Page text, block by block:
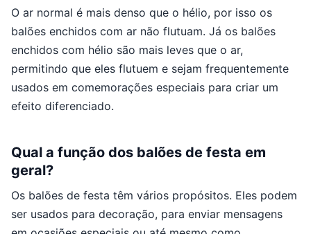
O ar normal é mais denso que o hélio, por isso os
balões enchidos com ar não flutuam. Já os balões
enchidos com hélio são mais leves que o ar,
permitindo que eles flutuem e sejam frequentemente
usados em comemorações especiais para criar um
efeito diferenciado.
Qual a função dos balões de festa em
geral?
Os balões de festa têm vários propósitos. Eles podem
ser usados para decoração, para enviar mensagens